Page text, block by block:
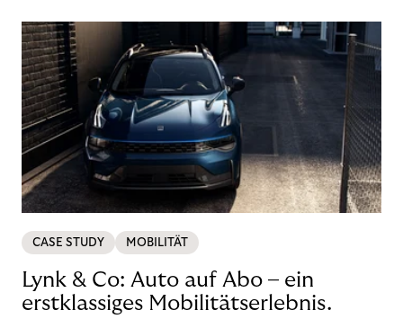
CASE STUDY MOBILITÄT
Lynk & Co: Auto auf Abo – ein
erstklassiges Mobilitätserlebnis.